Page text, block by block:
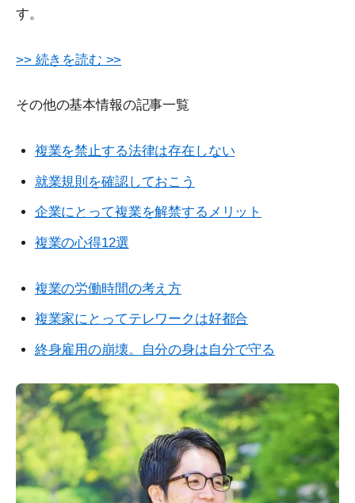
す。
>> 続きを読む >>
その他の基本情報の記事一覧
複業を禁止する法律は存在しない
就業規則を確認しておこう
企業にとって複業を解禁するメリット
複業の心得12選
複業の労働時間の考え方
複業家にとってテレワークは好都合
終身雇用の崩壊。自分の身は自分で守る